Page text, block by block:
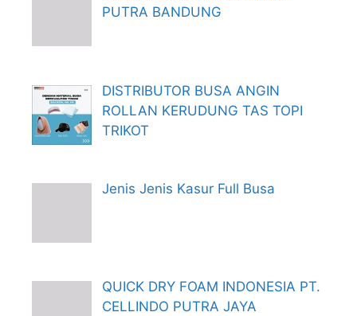
PUTRA BANDUNG
DISTRIBUTOR BUSA ANGIN
ROLLAN KERUDUNG TAS TOPI
TRIKOT
Jenis Jenis Kasur Full Busa
QUICK DRY FOAM INDONESIA PT.
CELLINDO PUTRA JAYA